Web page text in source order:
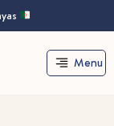
Menu